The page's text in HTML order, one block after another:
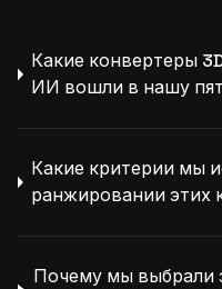
Какие конвертеры
ИИ вошли в нашу
Какие критерии мы
ранжировании этих
Почему мы выбрали